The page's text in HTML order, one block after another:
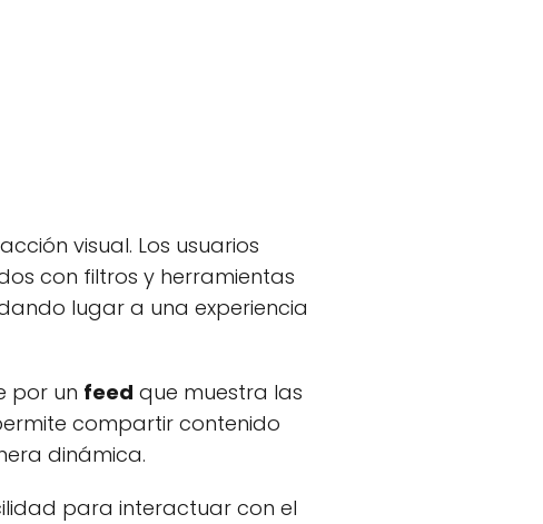
visual. Los usuarios
con filtros y herramientas
lugar a una experiencia
por un feed que muestra las
compartir contenido
dinámica.
para interactuar con el